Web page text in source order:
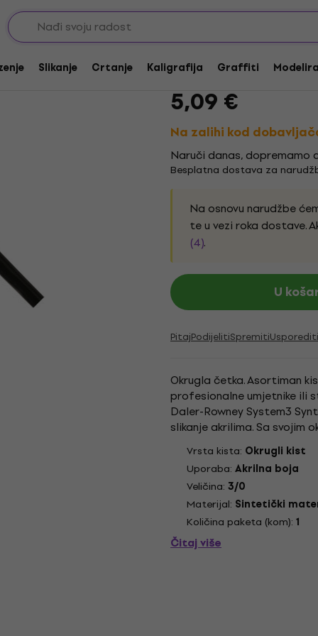
Slikanje Crtanje Kaligrafija Graffiti
Daler Rowney
Marka: Daler Rowney Kod
5,09 €
Na zalihi kod
Naruči danas, dopremamo
Besplatna dostava za
Na osnovu narudžbe
te u vezi roka dostave.
(4).
U
PitajPodijelitiSpremitiUsporediti
Okrugla četka. Asortiman
profesionalne umjetnike ili
Daler-Rowney System3
slikanje akrilima. Sa svojim
za slikanje svega, od flore...
Vrsta kista: Okrugli kist
Uporaba: Akrilna boja
Veličina: 3/0
Materijal: Sintetički
Količina paketa (kom): 1
Čitaj više